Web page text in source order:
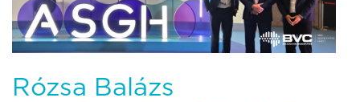
Rózsa Balázs